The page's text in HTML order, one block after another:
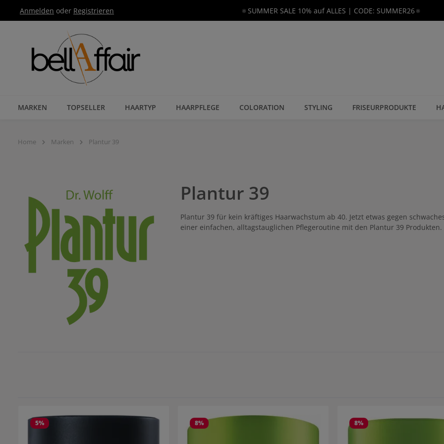
Hauptnavigation springen
Anmelden oder Registrieren 🔅SUMMER SALE 10% auf ALLES | CODE: SUMMER26🔅
MARKEN TOPSELLER HAARTYP HAARPFLEGE COLORATION STYLING FRISEURPRODUKTE
Home Marken Plantur 39
Plantur 39
Plantur 39 für kein kräftiges Haarwachstum ab 40. Jetzt etwas gegen
einer einfachen, alltagstauglichen Pflegeroutine mit den Plantur 39 Produkten.
5% 8% 8%